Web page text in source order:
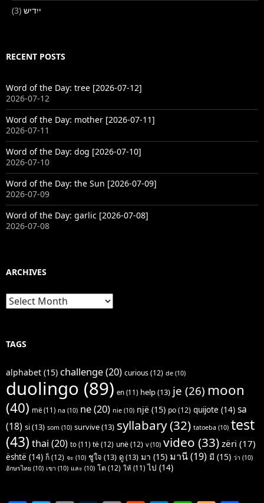
ייִדיש (3)
RECENT POSTS
Word of the Day: tree [2026-07-12]
2026-07-12
Word of the Day: mother [2026-07-11]
2026-07-11
Word of the Day: dog [2026-07-10]
2026-07-10
Word of the Day: the Sun [2026-07-09]
2026-07-09
Word of the Day: garlic [2026-07-08]
2026-07-08
ARCHIVES
Archives
TAGS
alphabet (15) challenge(20) curious(12) de (10)
duolingo (89) en (11) help(13) je (26) moon
(40) më (11) na (10) ne(20) nie (10) një (15) po(12) quijote (14) sa
(18) si(13) som (10) survive(13) syllabary(32) tatoeba (10) test
(43) thai (20) to (11) të(12) unë(12) v(10) video (33) zëri (17)
është (14) ก็(12) จะ (10) ชูใจ (13) ดู(13) มา (15) มานี(19) มี (15) ว่า (10)
อักษรไทย (10) เขา (10) และ (10) โต (12) ให้ (11) ไป (14)